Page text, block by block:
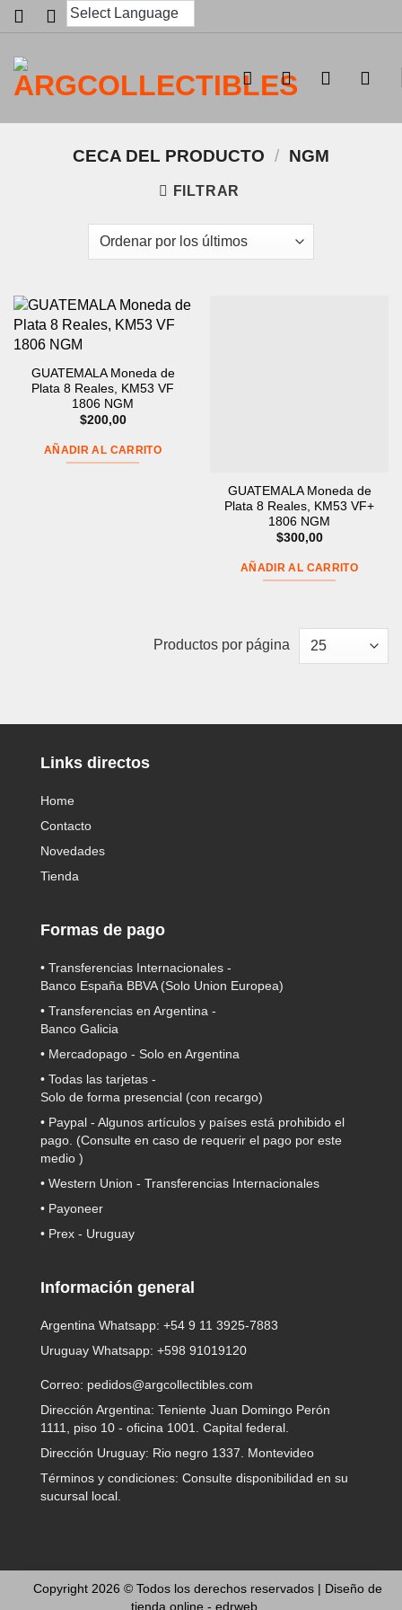
Saltar
CECA DEL PRODUCTO / NGM
FILTRAR
GUATEMALA Moneda de
Plata 8 Reales, KM53 VF
1806 NGM
$200,00
AÑADIR AL CARRITO
GUATEMALA Moneda de
Plata 8 Reales, KM53 VF+
1806 NGM
$300,00
AÑADIR AL CARRITO
Productos por página
Links directos
Home
Contacto
Novedades
Tienda
Formas de pago
• Transferencias Internacionales -
Banco España BBVA(Solo Union Europea)
• Transferencias en Argentina -
Banco Galicia
• Mercadopago - Solo en Argentina
• Todas las tarjetas -
Solo de forma presencial (con recargo)
• Paypal - Algunos artículos y países está prohibido el
pago. (Consulte en caso de requerir el pago por este
medio )
• Western Union - Transferencias Internacionales
• Payoneer
• Prex - Uruguay
Información general
Argentina Whatsapp: +54 9 11 3925-7883
Uruguay Whatsapp: +598 91019120
Correo: pedidos@argcollectibles.com
Dirección Argentina: Teniente Juan Domingo Perón
1111, piso 10 - oficina 1001. Capital federal.
Dirección Uruguay: Rio negro 1337. Montevideo
Términos y condiciones: Consulte disponibilidad en su
sucursal local.
Copyright 2026 © Todos los derechos reservados | Diseño de
tienda online - edrweb